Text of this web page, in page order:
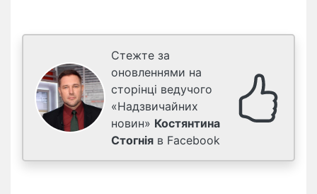
Стежте за
оновленнями на
сторінці ведучого
«Надзвичайних
новин» Костянтина
Стогнія в Facebook